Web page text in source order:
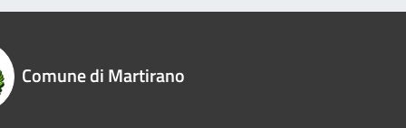
Comune di Martirano